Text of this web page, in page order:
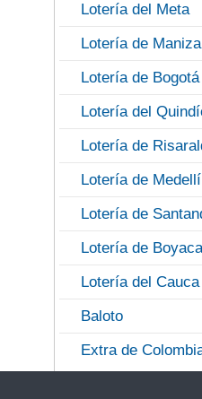
Lotería del Meta
Lotería de
Lotería de Bogotá
Lotería del
Lotería de
Lotería de
Lotería de
Lotería de
Lotería del Cauca
Baloto
Extra de